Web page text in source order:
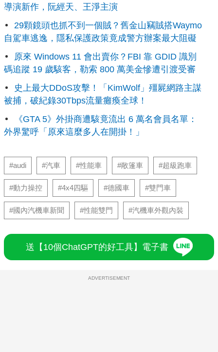
導演新作，阮經天、王淨主演
29顆鏡頭也抓不到一個賊？舊金山竊賊搭Waymo
自駕車逃逸，隱私保護政策竟成警方辦案最大阻礙
原來 Windows 11 會出賣你？FBI 靠 GDID 識別
碼追蹤 19 歲駭客，勒索 800 萬美金慘遭引渡受審
史上最大DDoS攻擊！「KimWolf」殭屍網路主謀
被捕，破紀錄30Tbps流量癱瘓全球！
《GTA 5》外掛商遭駭竟流出 6 萬名會員名單：
外界驚呼「原來這麼多人在開掛！」
#audi #汽車 #性能車 #敞篷車 #超級跑車
#動力操控 #4x4四驅 #德國車 #雙門車
#國內汽機車新聞 #性能雙門 #汽機車外觀內裝
送【10個ChatGPT的好工具】電子書
ADVERTISEMENT